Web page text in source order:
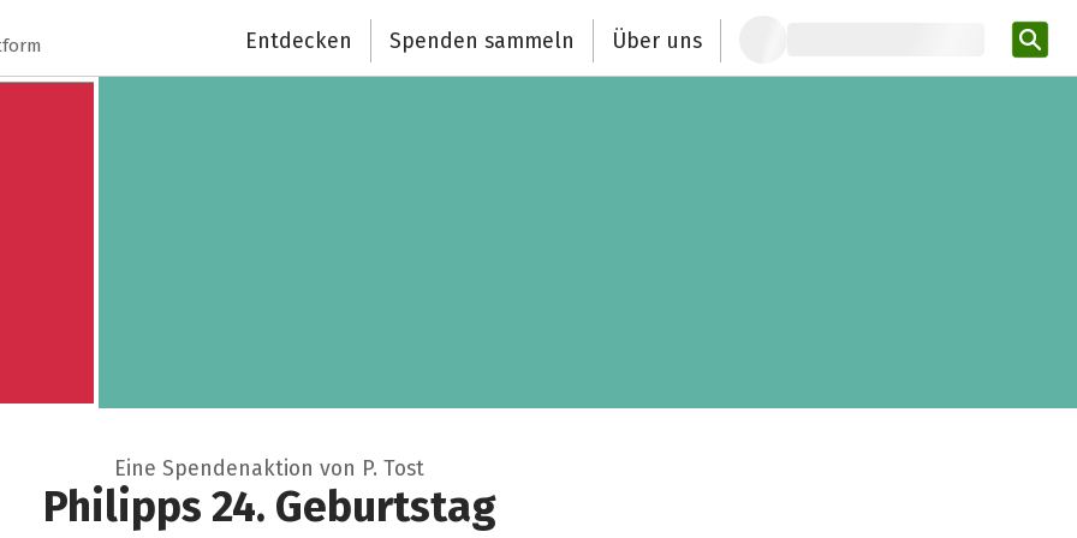
Entdecken Spenden sammeln Über uns
Eine Spendenaktion von P. Tost
Philipps 24. Geburtstag
Schließen